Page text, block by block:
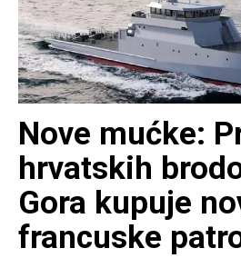
Nove mućke:
hrvatskih
Gora kupuje
francuske